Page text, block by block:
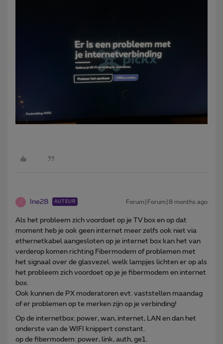
Ine28 AUTEUR Forum|Forum|8 months ago
Als het probleem zich voordoet op je TV box en op dat
moment heb je ook geen internet meer zelfs ook niet via
ethernetkabel aangesloten op je internet box kan het van
verderop komen richting Fibermodem of problemen met
het signaal over de glasvezel. welk lampjes lichten er op als
het probleem zich voordoet op je je fibermodem en internet
box.
Ook kunnen de PX moderatoren evt. vaststellen maandag
of er problemen op te merken zijn op je verbinding!
Op de internetbox: power, wan, internet, LAN en dan het
onderste van de WIFI knippert constant.
op de fibermodem: power, link, auth, ge1.